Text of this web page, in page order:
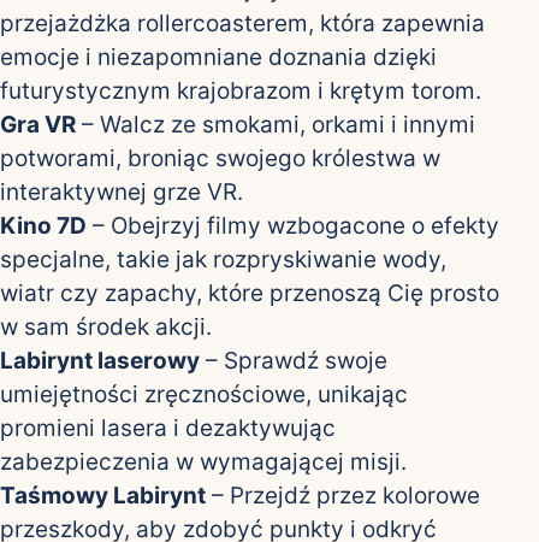
przejażdżka rollercoasterem, która zapewnia
emocje i niezapomniane doznania dzięki
futurystycznym krajobrazom i krętym torom.
Gra VR – Walcz ze smokami, orkami i innymi
potworami, broniąc swojego królestwa w
interaktywnej grze VR.
Kino 7D – Obejrzyj filmy wzbogacone o efekty
specjalne, takie jak rozpryskiwanie wody,
wiatr czy zapachy, które przenoszą Cię prosto
w sam środek akcji.
Labirynt laserowy – Sprawdź swoje
umiejętności zręcznościowe, unikając
promieni lasera i dezaktywując
zabezpieczenia w wymagającej misji.
Taśmowy Labirynt – Przejdź przez kolorowe
przeszkody, aby zdobyć punkty i odkryć